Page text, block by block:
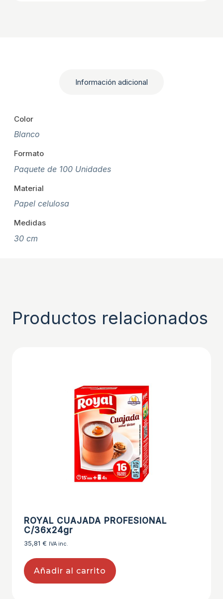
Información adicional
Color
Blanco
Formato
Paquete de 100 Unidades
Material
Papel celulosa
Medidas
30 cm
Productos relacionados
ROYAL CUAJADA PROFESIONAL
C/36x24gr
35,81 € IVA inc.
Añadir al carrito